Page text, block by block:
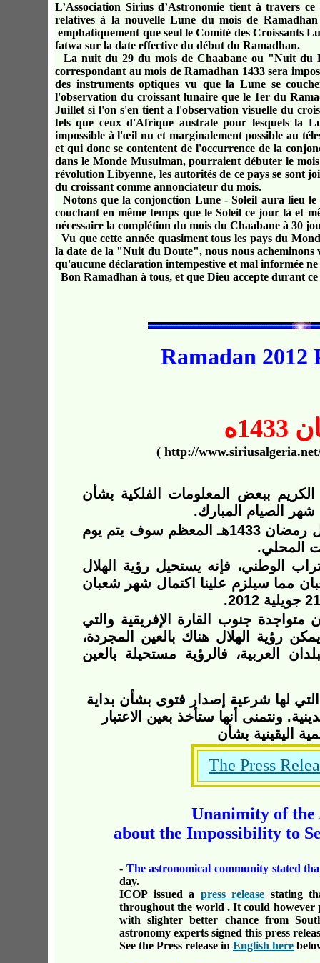
L’Association Sirius d’Astronomie tient à travers
relatives à la nouvelle Lune du mois de
emphatiquement que seul le Comité des Croissants
fatwa sur la date effective du début du Ramadhan.
La nuit du 29 du mois de Chaabane ou "Nuit du
correspondant au mois de Ramadhan 1433 sera
des instruments optiques vu que la Lune se
l'observation du croissant lunaire que le 1er du
Juillet si l'on s'en tient a l'observation visuelle du
tels que ceux d'Afrique australe pour lesquels la
impossible à l'œil nu et marginalement possible au
et qui donc se contentent de l'occurrence de la
dans le Monde Musulman, pourraient débuter le
révolution Libyenne, les autorités de ce pays se sont
du croissant comme annonciateur du mois.
Notons que la conjonction Lune - Soleil aura lieu
couchant en même temps que le Soleil ce jour là et
nécessaire la complétion du mois du Chaabane à 30
Vu que cette année quasiment tous les pays du
la date de la "Nuit du Doute", nous nous acheminons
qu'aucune déclaration intempestive et mal informée
Bon Ramadhan à tous, et que Dieu accepte durant
Ramadan 2012
الكريم ببعض المعلومات الفلكية بشأن
شهر الصيام المبارك.
رمضان 1433هـ المعظم سوف يتم يوم
المحلي.
الوطني، فإنه يستحيل رؤية الهلال
في يوم 19 جويلية الموافق لـ29 شعبان مما سيلزم علينا اكتمال شهر شعبان
جنوب القارة الإفريقية والتي
رؤية الهلال هناك بالعين المجردة،
العربية،
فالرؤية مستحيلة بالعين
لها شرعية إصدار فتوى بشأن بداية
ونتمنى أنها ستأخذ بعين الاعتبار
اليقينية بشأن
The Press
Unanimity of
about the Impossibility to
- The astronomical community stated
day.
ICOP issued a press release stating
throughout the world . It could however
with slighter better chance from
astronomy experts signed this press
See the Press release in English here